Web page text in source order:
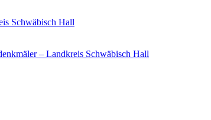
Schwäbisch Hall
– Landkreis Schwäbisch Hall